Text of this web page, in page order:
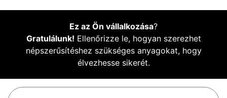
Ez az Ön vállalkozása?
Gratulálunk! Ellenőrizze le, hogyan szerezhet
népszerűsítéshez szükséges anyagokat, hogy
élvezhesse sikerét.